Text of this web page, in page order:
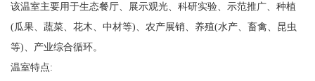
该温室主要用于生态餐厅、展示观光、科研实验、示范推广、种植
(瓜果、蔬菜、花木、中材等)、农产展销、养殖(水产、畜禽、昆虫
等)、产业综合循环。
温室特点: